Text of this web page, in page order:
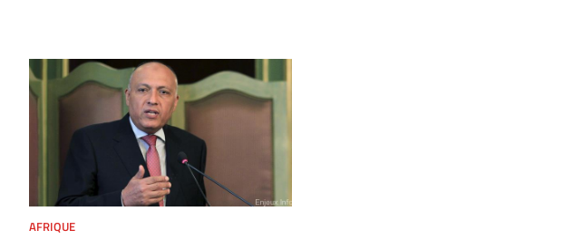
AFRIQUE